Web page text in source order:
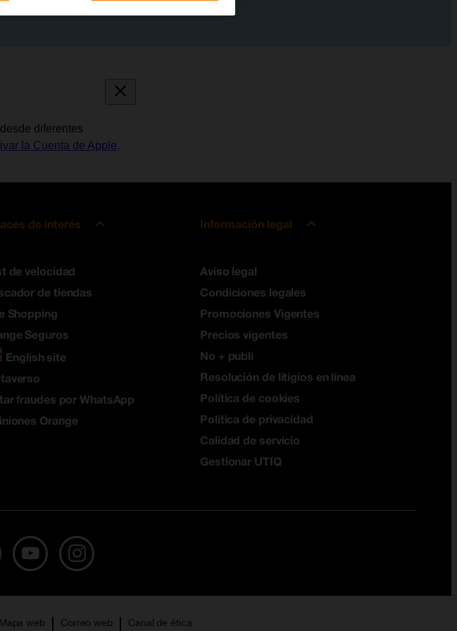
diferentes
la Cuenta de Apple.
de interés
de velocidad
de tiendas
Shopping
Seguros
English site
fraudes por WhatsApp
Orange
Información legal
Aviso legal
Condiciones legales
Promociones Vigentes
Precios vigentes
No + publi
Resolución de litigios en línea
Política de cookies
Política de privacidad
Calidad de servicio
Gestionar UTIQ
Mapa web Correo web Canal de ética